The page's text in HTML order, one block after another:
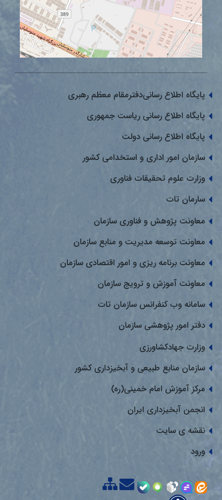
پایگاه اطلاع رسانی‌دفترمقام معظم رهبری
پایگاه اطلاع رسانی ریاست جمهوری
پایگاه اطلاع رسانی دولت
سازمان امور اداری و استخدامی کشور
وزارت علوم تحقیقات فناوری
سارمان تات
معاونت پژوهش و فناوری سازمان
معاونت توسعه مدیریت و منابع سازمان
معاونت برنامه ریزی و امور اقتصادی سازمان
معاونت آموزش و ترویج سازمان
سامانه وب کنفرانس سازمان تات
دفتر امور پژوهشی سازمان
وزارت جهادکشاورزی
سازمان منابع طبیعی و آبخیزداری کشور
مرکز آموزش امام خمینی(ره)
انجمن آبخیزداری ایران
نقشه ی سایت
ورود